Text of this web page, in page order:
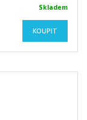
Skladem
KOUPIT